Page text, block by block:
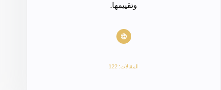
وتقييمها.
المقالات: 122